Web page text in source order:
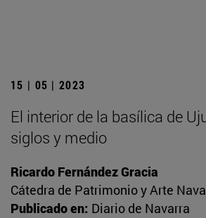
15 | 05 | 2023
El interior de la basílica de
siglos y medio
Ricardo Fernández Gracia
Cátedra de Patrimonio y Arte
Publicado en: Diario de Navarra